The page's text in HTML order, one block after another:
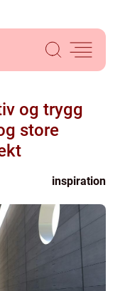
og trygg
store
inspiration